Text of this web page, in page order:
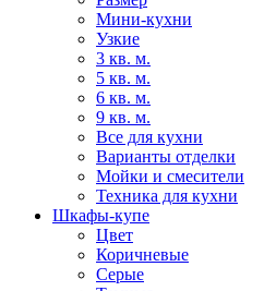
Мини-кухни
Узкие
3 кв. м.
5 кв. м.
6 кв. м.
9 кв. м.
Все для кухни
Варианты отделки
Мойки и смесители
Техника для кухни
Шкафы-купе
Цвет
Коричневые
Серые